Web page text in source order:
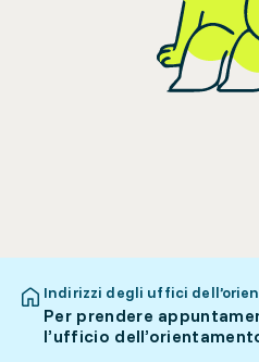
Indirizzi degli uffici
Per prendere
l’ufficio